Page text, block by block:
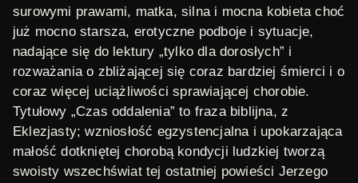
surowymi prawami, matka, silna i mocna kobieta choć
już mocno starsza, erotyczne podboje i sytuacje,
nadające się do lektury „tylko dla dorosłych” i
rozważania o zbliżającej się coraz bardziej śmierci i o
coraz więcej uciążliwości sprawiającej chorobie.
Tytułowy „Czas oddalenia” to fraza biblijna, z
Eklezjasty; wzniosłość egzystencjalna i upokarzająca
małość dotkniętej chorobą kondycji ludzkiej tworzą
swoisty wszechświat tej ostatniej powieści Jerzego